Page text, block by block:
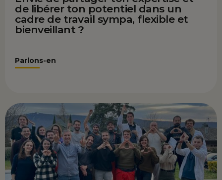
de libérer ton potentiel dans un
cadre de travail sympa, flexible et
bienveillant ?
Parlons-en